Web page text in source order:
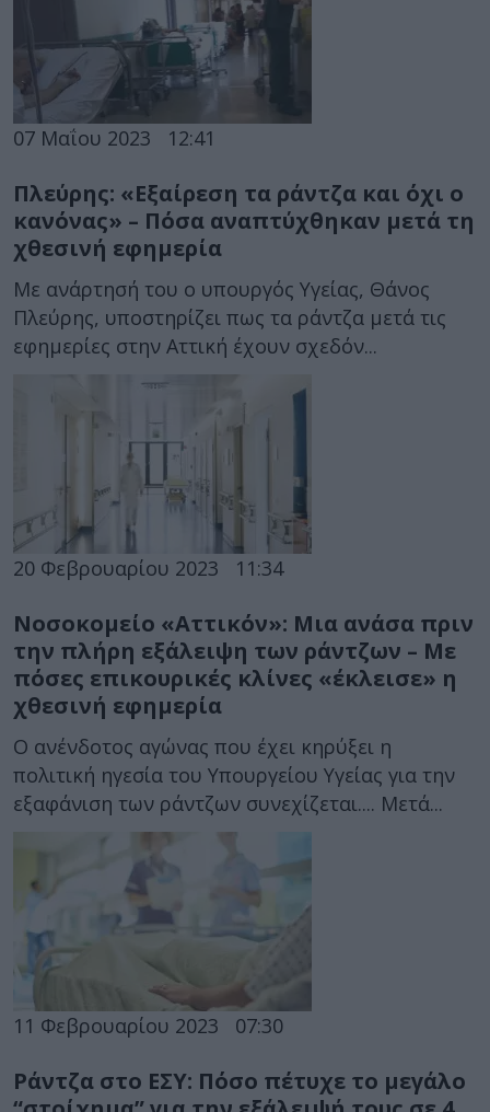
07 Μαΐου 2023 12:41
Πλεύρης: «Εξαίρεση τα ράντζα και όχι ο
κανόνας» – Πόσα αναπτύχθηκαν μετά τη
χθεσινή εφημερία
Με ανάρτησή του ο υπουργός Υγείας, Θάνος
Πλεύρης, υποστηρίζει πως τα ράντζα μετά τις
εφημερίες στην Αττική έχουν σχεδόν...
20 Φεβρουαρίου 2023 11:34
Νοσοκομείο «Αττικόν»: Μια ανάσα πριν
την πλήρη εξάλειψη των ράντζων – Με
πόσες επικουρικές κλίνες «έκλεισε» η
χθεσινή εφημερία
Ο ανένδοτος αγώνας που έχει κηρύξει η
πολιτική ηγεσία του Υπουργείου Υγείας για την
εξαφάνιση των ράντζων συνεχίζεται.... Μετά...
11 Φεβρουαρίου 2023 07:30
Ράντζα στο ΕΣΥ: Πόσο πέτυχε το μεγάλο